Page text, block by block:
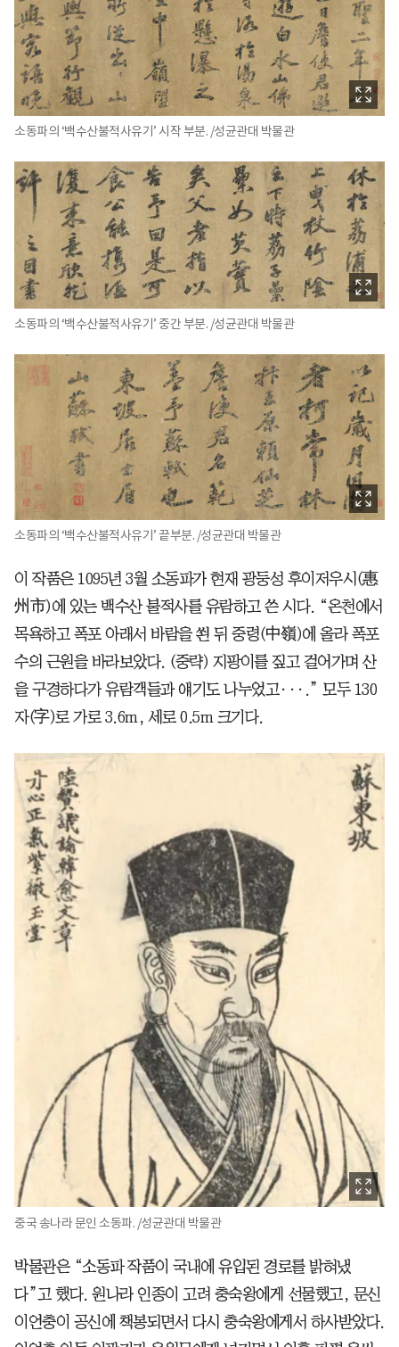
소동파의 ‘백수산불적사유기’ 시작 부분. /성균관대 박물관
소동파의 ‘백수산불적사유기’ 중간 부분. /성균관대 박물관
소동파의 ‘백수산불적사유기’ 끝부분. /성균관대 박물관
이 작품은 1095년 3월 소동파가 현재 광둥성 후이저우시(惠
州市)에 있는 백수산 불적사를 유람하고 쓴 시다. “온천에서
목욕하고 폭포 아래서 바람을 쐰 뒤 중령(中嶺)에 올라 폭포
수의 근원을 바라보았다. (중략) 지팡이를 짚고 걸어가며 산
을 구경하다가 유람객들과 얘기도 나누었고···.” 모두 130
자(字)로 가로 3.6m, 세로 0.5m 크기다.
중국 송나라 문인 소동파. /성균관대 박물관
박물관은 “소동파 작품이 국내에 유입된 경로를 밝혀냈
다”고 했다. 원나라 인종이 고려 충숙왕에게 선물했고, 문신
이언충이 공신에 책봉되면서 다시 충숙왕에게서 하사받았다.